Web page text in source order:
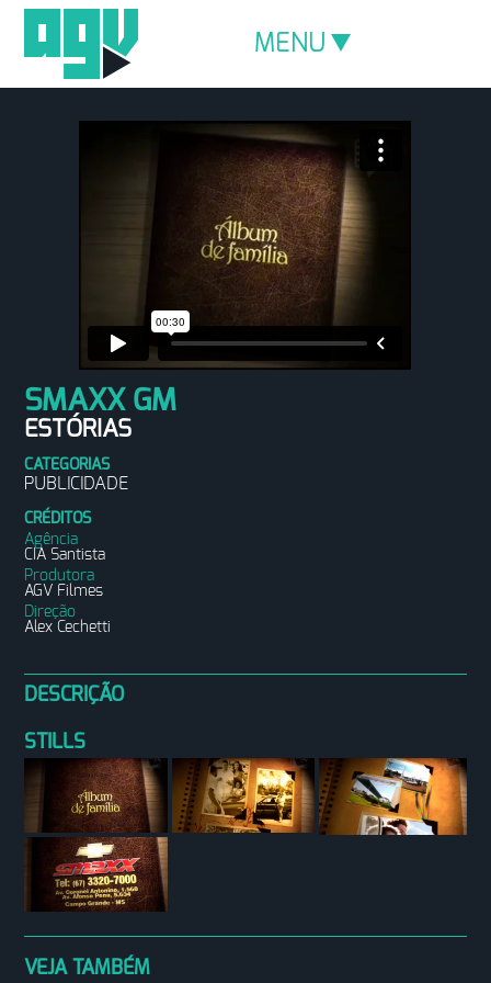
MENU
SMAXX GM
ESTÓRIAS
CATEGORIAS
PUBLICIDADE
CRÉDITOS
Agência
CIA Santista
Produtora
AGV Filmes
Direção
Alex Cechetti
DESCRIÇÃO
STILLS
VEJA TAMBÉM